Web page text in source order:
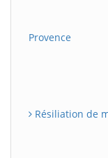
Provence
Résiliation de